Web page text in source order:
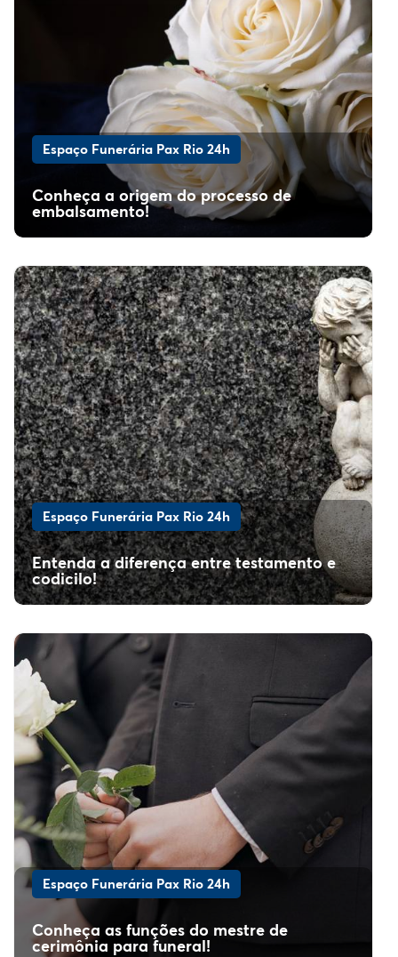
Espaço Funerária Pax Rio 24h
Conheça a origem do processo de
embalsamento!
Espaço Funerária Pax Rio 24h
Entenda a diferença entre testamento e
codicilo!
Espaço Funerária Pax Rio 24h
Conheça as funções do mestre de
cerimônia para funeral!